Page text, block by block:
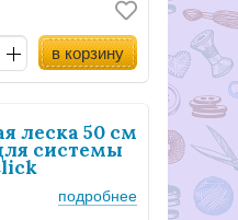
в корзину
леска 50 см
системы
подробнее